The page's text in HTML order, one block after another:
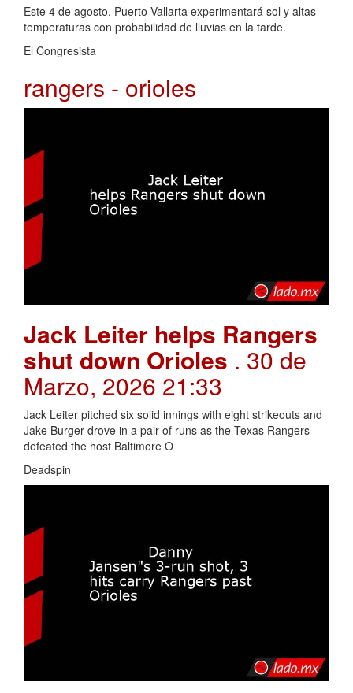
Este 4 de agosto, Puerto Vallarta experimentará sol y altas
temperaturas con probabilidad de lluvias en la tarde.
El Congresista
rangers - orioles
Jack Leiter helps Rangers
shut down Orioles . 30 de
Marzo, 2026 21:33
Jack Leiter pitched six solid innings with eight strikeouts and
Jake Burger drove in a pair of runs as the Texas Rangers
defeated the host Baltimore O
Deadspin